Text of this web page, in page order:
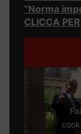
“Norma
CLICCA